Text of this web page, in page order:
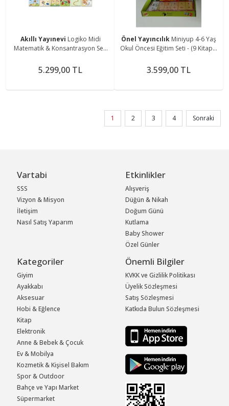
Akıllı Yayınevi Logiko Midi
Matematik & Konsantrasyon Seti
5.299,00 TL
Önel Yayıncılık Miniyup 4-6 Yaş
Okul Öncesi Eğitim Seti - (9 Kitap +
3.599,00 TL
1 2 3 4 Sonraki
Vartabi
SSS
Vizyon & Misyon
İletişim
Nasıl Satış Yaparım
Etkinlikler
Alışveriş
Düğün & Nikah
Doğum Günü
Kutlama
Baby Shower
Özel Günler
Kategoriler
Giyim
Ayakkabı
Aksesuar
Hobi & Eğlence
Kitap
Elektronik
Anne & Bebek & Çocuk
Ev & Mobilya
Kozmetik & Kişisel Bakım
Spor & Outdoor
Bahçe ve Yapı Market
Süpermarket
Önemli Bilgiler
KVKK ve Gizlilik Politikası
Üyelik Sözleşmesi
Satış Sözleşmesi
Katkıda Bulun Sözleşmesi